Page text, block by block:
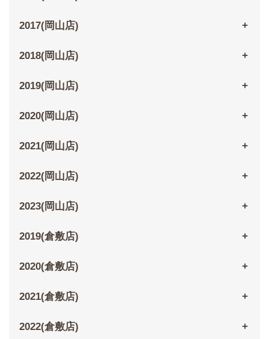
2017(岡山店)
2018(岡山店)
2019(岡山店)
2020(岡山店)
2021(岡山店)
2022(岡山店)
2023(岡山店)
2019(倉敷店)
2020(倉敷店)
2021(倉敷店)
2022(倉敷店)